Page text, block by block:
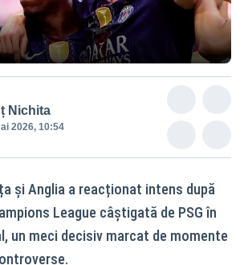
Nichita
2026, 10:54
și Anglia a reacționat intens după
League câștigată de PSG în
un meci decisiv marcat de momente